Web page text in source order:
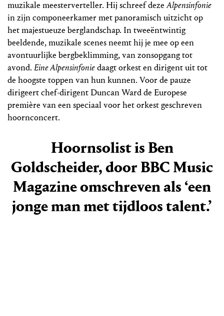
muzikale meesterverteller. Hij schreef dezeAlpensinfonie
in zijn componeerkamer met panoramisch uitzicht op
het majestueuze berglandschap. In tweeëntwintig
beeldende, muzikale scenes neemt hij je mee op een
avontuurlijke bergbeklimming, van zonsopgang tot
avond. Eine Alpensinfoniedaagt orkest en dirigent uit tot
de hoogste toppen van hun kunnen. Voor de pauze
dirigeert chef-dirigent Duncan Ward de Europese
première van een speciaal voor het orkest geschreven
hoornconcert.
Hoornsolist is Ben
Goldscheider, door BBC Music
Magazine omschreven als ‘een
jonge man met tijdloos talent.’